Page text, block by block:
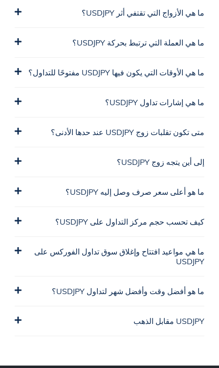
ما هي الأزواج التي تقتفي أثر USDJPY؟
ما هي العملة التي ترتبط بحركة USDJPY؟
ما هي الأوقات التي يكون فيها USDJPY مفتوحًا للتداول؟
ما هي إشارات تداول USDJPY؟
متى تكون تقلبات زوج USDJPY عند حدها الأدنى؟
إلى أين يتجه زوج USDJPY؟
ما هو أعلى سعر صرف وصل إليه USDJPY؟
كيف تحسب حجم مركز التداول على USDJPY؟
ما هي مواعيد افتتاح وإغلاق سوق تداول الفوركس على
USDJPY
ما هو أفضل وقت وأفضل شهر لتداول USDJPY؟
USDJPY مقابل الذهب